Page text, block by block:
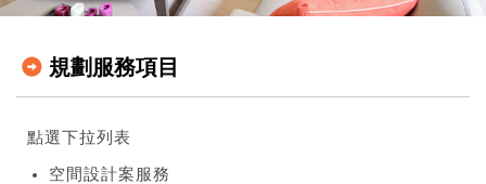
規劃服務項目
點選下拉列表
空間設計案服務